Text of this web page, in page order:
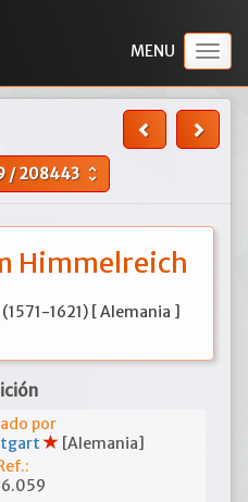
/208443 unfold_more
Himmelreich
(1571-1621) [ Alemania ]
por
[Alemania]